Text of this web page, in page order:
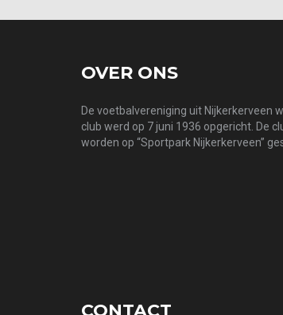
OVER ONS
De voetbalvereniging uit Nijkerkerveen
club werd op 7 juni 1936 opgericht. De
worden op “Sportpark Nijkerkerveen”
CONTACT